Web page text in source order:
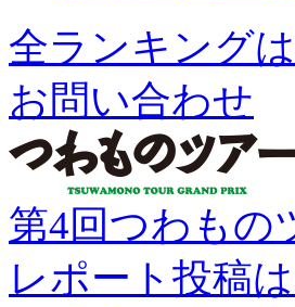
全ランキング
お問い合わせ
第4回つわもの
レポート投稿